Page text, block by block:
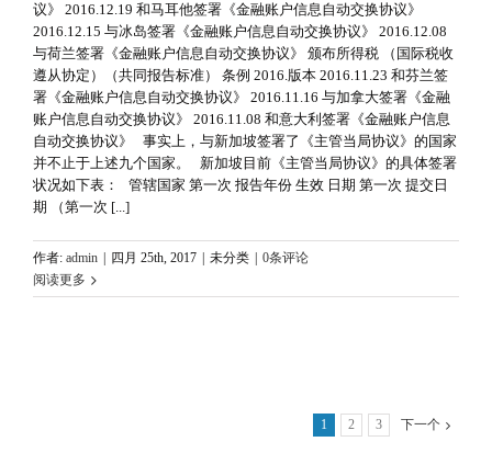
议》 2016.12.19 和马耳他签署《金融账户信息自动交换协议》
2016.12.15 与冰岛签署《金融账户信息自动交换协议》 2016.12.08
与荷兰签署《金融账户信息自动交换协议》 颁布所得税 （国际税收
遵从协定）（共同报告标准） 条例 2016.版本 2016.11.23 和芬兰签
署《金融账户信息自动交换协议》 2016.11.16 与加拿大签署《金融
账户信息自动交换协议》 2016.11.08 和意大利签署《金融账户信息
自动交换协议》 事实上，与新加坡签署了《主管当局协议》的国家
并不止于上述九个国家。 新加坡目前《主管当局协议》的具体签署
状况如下表： 管辖国家 第一次 报告年份 生效 日期 第一次 提交日
期 （第一次 [...]
作者: admin 四月 25th, 2017 未分类
0条评论
阅读更多
1 2 3 下一个